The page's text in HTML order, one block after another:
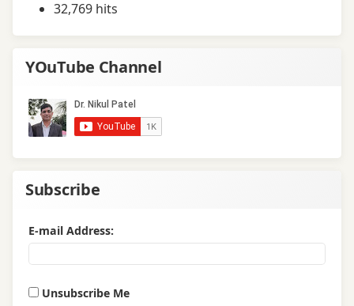
32,769 hits
YOuTube Channel
Subscribe
E-mail Address:
Unsubscribe Me